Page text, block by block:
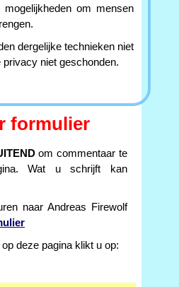
om mensen
dergelijke technieken niet
niet geschonden.
formulier
om commentaar te
Wat u schrijft kan
naar Andreas Firewolf
deze pagina klikt u op: